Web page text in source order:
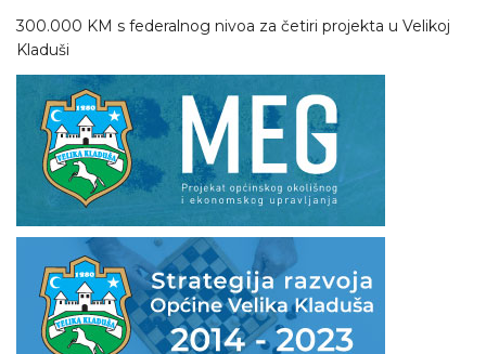
300.000 KM s federalnog nivoa za četiri projekta u Velikoj
Kladuši